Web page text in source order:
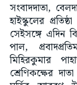
সংবাদদাতা,
হাইস্কুলের
সেইসঙ্গে এদিন
পাল,
মিহিরকুমার
শ্রেণিকক্ষের